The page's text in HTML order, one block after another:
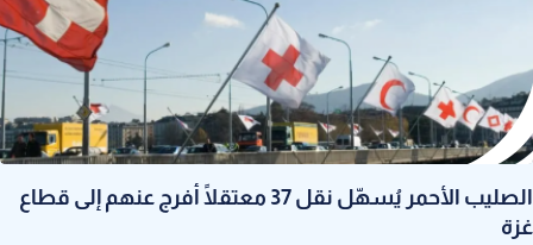
الصليب الأحمر يُسهّل نقل 37 معتقلًا أُفرج عنهم إلى قطاع
غزة